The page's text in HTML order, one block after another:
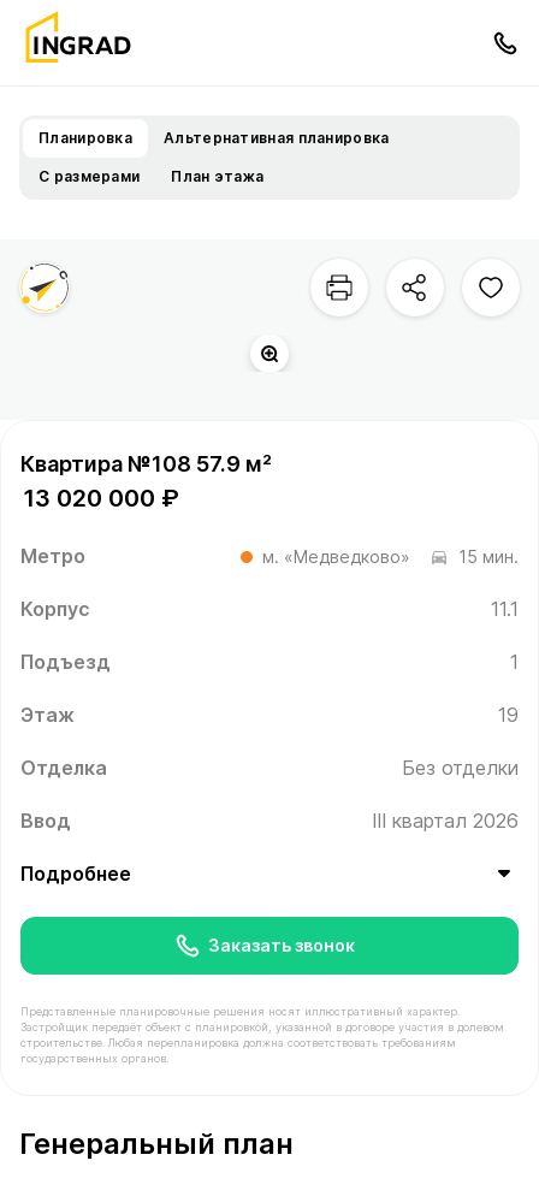
Планировка Альтернативная планировка
С размерами План этажа
Квартира №108 57.9 м²
13 020 000 ₽
Метро м. «Медведково» 15 мин.
Корпус 11.1
Подъезд 1
Этаж 19
Отделка Без отделки
Ввод III квартал 2026
Подробнее
Заказать звонок
Представленные планировочные решения носят иллюстративный характер.
Застройщик передаёт объект с планировкой, указанной в договоре участия в долевом
строительстве. Любая перепланировка должна соответствовать требованиям
государственных органов.
Генеральный план